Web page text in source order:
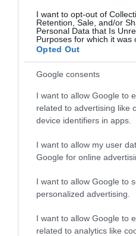
I want to opt-out of
Retention, Sale, and/or
Personal Data that Is
Purposes for which it was
Opted Out
Google consents
I want to allow Google to
related to advertising like
device identifiers in apps.
I want to allow my user
Google for online
I want to allow Google to
personalized advertising.
I want to allow Google to
related to analytics like
Stop Eating These 3
Cause Parasites
191 133 371